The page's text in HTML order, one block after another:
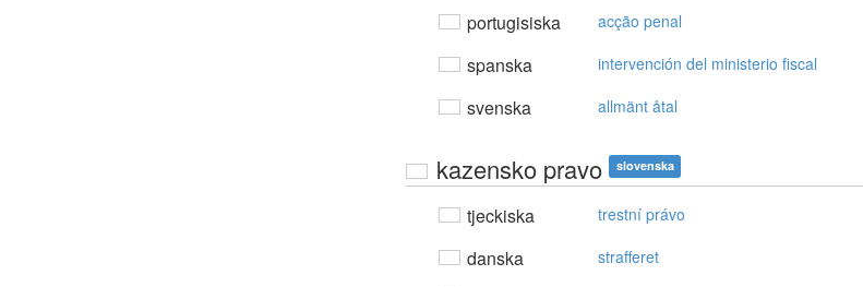
portugisiska acção penal
spanska intervención del ministerio fiscal
svenska allmänt åtal
kazensko pravo slovenska
tjeckiska trestní právo
danska strafferet